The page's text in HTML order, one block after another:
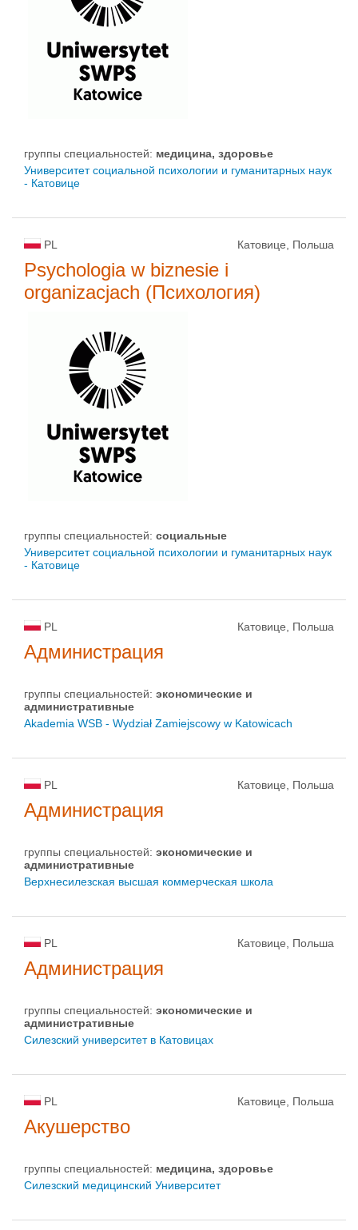
группы специальностей: медицина, здоровье
Университет социальной психологии и гуманитарных наук
- Катовице
PL Катовице, Польша
Psychologia w biznesie i
organizacjach (Психология)
группы специальностей: социальные
Университет социальной психологии и гуманитарных наук
- Катовице
PL Катовице, Польша
Администрация
группы специальностей: экономические и
административные
Akademia WSB - Wydział Zamiejscowy w Katowicach
PL Катовице, Польша
Администрация
группы специальностей: экономические и
административные
Верхнесилезская высшая коммерческая школа
PL Катовице, Польша
Администрация
группы специальностей: экономические и
административные
Силезский университет в Катовицах
PL Катовице, Польша
Акушерство
группы специальностей: медицина, здоровье
Силезский медицинский Университет